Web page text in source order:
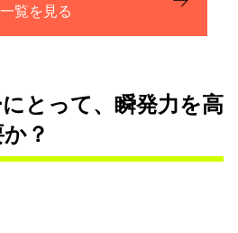
一覧を見る
とって、瞬発力を高
？